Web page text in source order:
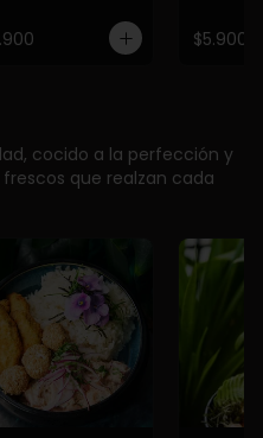
$5.900
cocido a la perfección y
que realzan cada